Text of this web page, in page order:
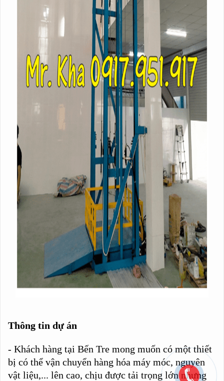
Thông tin dự án
- Khách hàng tại Bến Tre mong muốn có một thiết
bị có thể vận chuyển hàng hóa máy móc, nguyên
vật liệu,... lên cao, chịu được tải trọng lớn nhưng